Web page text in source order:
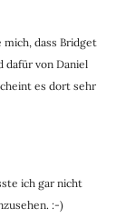
dass Bridget
dafür von Daniel
es dort sehr
ich gar nicht
:-)